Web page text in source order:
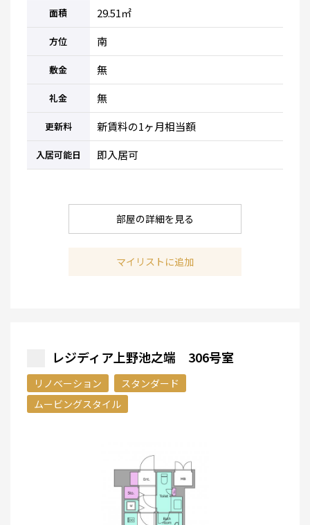
面積 29.51㎡
方位 南
敷金 無
礼金 無
更新料 新賃料の1ヶ月相当額
入居可能日 即入居可
部屋の詳細を見る
マイリストに追加
レジディア上野池之端 306号室
リノベーション
スタンダード
ムービングスタイル